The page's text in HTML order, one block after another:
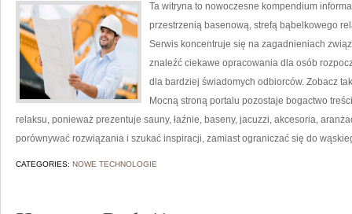
Ta witryna to nowoczesne kompendium
przestrzenią basenową, strefą bąbelkowego
Serwis koncentruje się na zagadnieniach
znaleźć ciekawe opracowania dla osób
dla bardziej świadomych odbiorców. Zobacz
Mocną stroną portalu pozostaje bogactwo
relaksu, ponieważ prezentuje sauny, łaźnie, baseny, jacuzzi, akcesoria,
porównywać rozwiązania i szukać inspiracji, zamiast ograniczać się do
CATEGORIES: NOWE TECHNOLOGIE